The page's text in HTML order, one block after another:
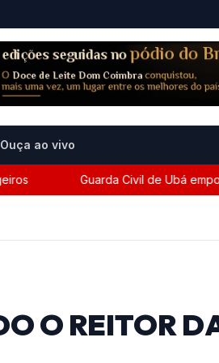
Ouça ao vivo
Guarda Civil de Ubá
O REITOR